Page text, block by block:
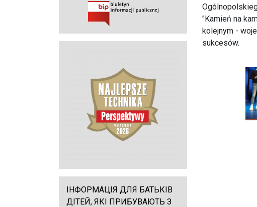
"Kamień na
kolejnym -
sukcesów.
ІНФОРМАЦІЯ ДЛЯ БАТЬКІВ
ДІТЕЙ, ЯКІ ПРИБУВАЮТЬ З